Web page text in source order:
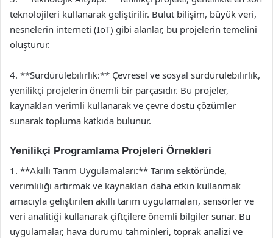
teknolojileri kullanarak geliştirilir. Bulut bilişim, büyük veri,
nesnelerin interneti (IoT) gibi alanlar, bu projelerin temelini
oluşturur.
4. **Sürdürülebilirlik:** Çevresel ve sosyal sürdürülebilirlik,
yenilikçi projelerin önemli bir parçasıdır. Bu projeler,
kaynakları verimli kullanarak ve çevre dostu çözümler
sunarak topluma katkıda bulunur.
Yenilikçi Programlama Projeleri Örnekleri
1. **Akıllı Tarım Uygulamaları:** Tarım sektöründe,
verimliliği artırmak ve kaynakları daha etkin kullanmak
amacıyla geliştirilen akıllı tarım uygulamaları, sensörler ve
veri analitiği kullanarak çiftçilere önemli bilgiler sunar. Bu
uygulamalar, hava durumu tahminleri, toprak analizi ve